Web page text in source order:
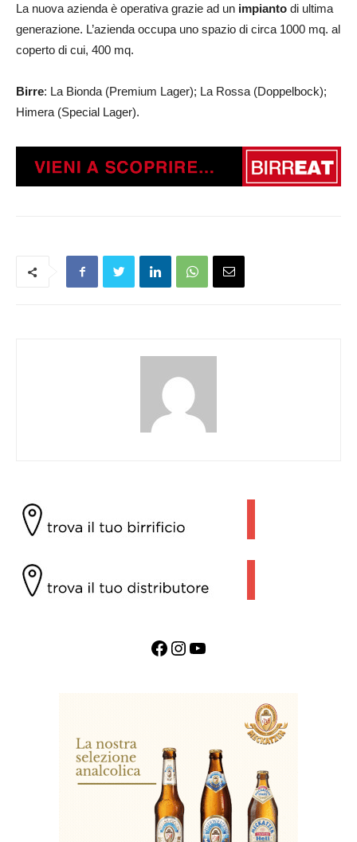
La nuova azienda è operativa grazie ad un impianto di ultima
generazione. L’azienda occupa uno spazio di circa 1000 mq. al
coperto di cui, 400 mq.
Birre: La Bionda (Premium Lager); La Rossa (Doppelbock);
Himera (Special Lager).
Facebook InstagramYouTube